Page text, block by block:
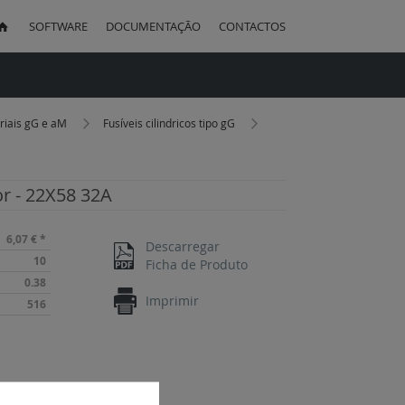
SOFTWARE DOCUMENTAÇÃO CONTACTOS
gG e aM
Fusíveis cilindricos tipo gG
- 22X58 32A
6,07 € *
10
0.38
516
Descarregar
Ficha de Produto
Imprimir